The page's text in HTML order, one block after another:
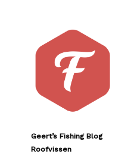
Geert’s Fishing Blog
Roofvissen